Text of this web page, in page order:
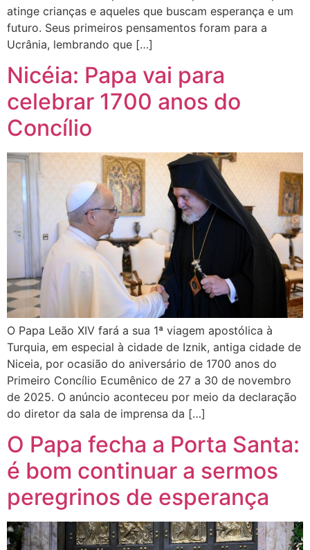
atinge crianças e aqueles que buscam esperança e um
futuro. Seus primeiros pensamentos foram para a
Ucrânia, lembrando que […]
Nicéia: Papa vai para
celebrar 1700 anos do
Concílio
O Papa Leão XIV fará a sua 1ª viagem apostólica à
Turquia, em especial à cidade de Iznik, antiga cidade de
Niceia, por ocasião do aniversário de 1700 anos do
Primeiro Concílio Ecumênico de 27 a 30 de novembro
de 2025. O anúncio aconteceu por meio da declaração
do diretor da sala de imprensa da […]
O Papa fecha a Porta Santa:
é bom continuar a sermos
peregrinos de esperança